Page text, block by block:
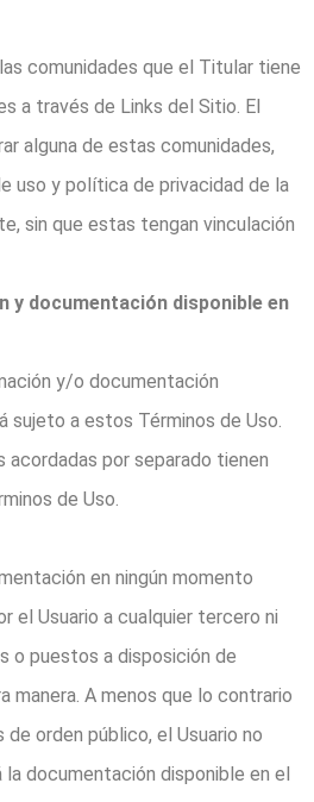
comunidades que el Titular tiene
a través de Links del Sitio. El
alguna de estas comunidades,
uso y política de privacidad de la
sin que estas tengan vinculación
y documentación disponible en
y/o documentación
sujeto a estos Términos de Uso.
acordadas por separado tienen
de Uso.
en ningún momento
el Usuario a cualquier tercero ni
o puestos a disposición de
manera. A menos que lo contrario
orden público, el Usuario no
documentación disponible en el